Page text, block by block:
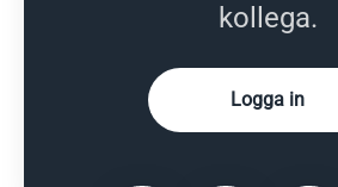
kollega.
Logga in